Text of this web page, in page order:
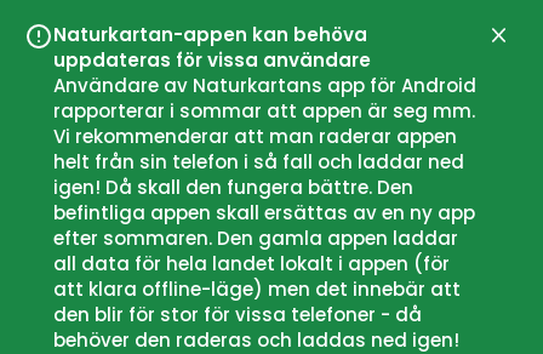
Naturkartan-appen kan behöva
uppdateras för vissa användare
Användare av Naturkartans app för Android
rapporterar i sommar att appen är seg mm.
Vi rekommenderar att man raderar appen
helt från sin telefon i så fall och laddar ned
igen! Då skall den fungera bättre. Den
befintliga appen skall ersättas av en ny app
efter sommaren. Den gamla appen laddar
all data för hela landet lokalt i appen (för
att klara offline-läge) men det innebär att
den blir för stor för vissa telefoner - då
behöver den raderas och laddas ned igen!